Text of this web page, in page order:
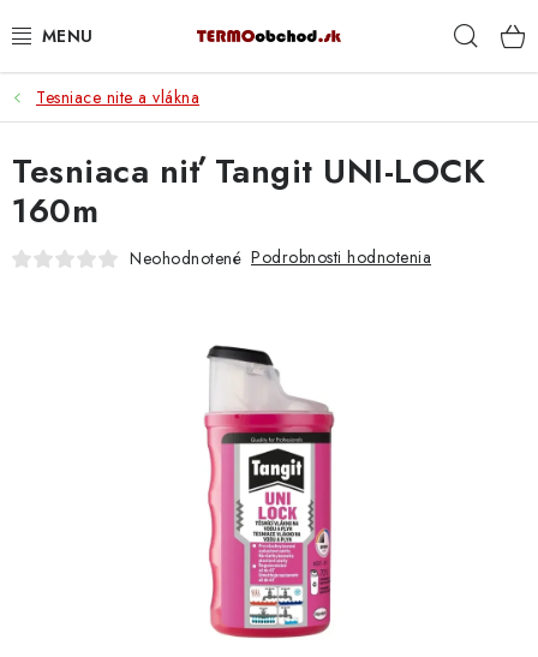
na
VYKUROVANIE
ROZVOD VODY A KÚRENIA
ODPAD A KANALIZÁCIA
PREČO SA OPLATÍ KUPOVAŤ RADIÁTORY KORADO
CEZ TERMOOBCHOD.SK
Blog Kontakty
Tesniace nite a vlákna
Tesniaca niť Tangit UNI-LOCK
160m
Neohodnotené Podrobnosti hodnotenia